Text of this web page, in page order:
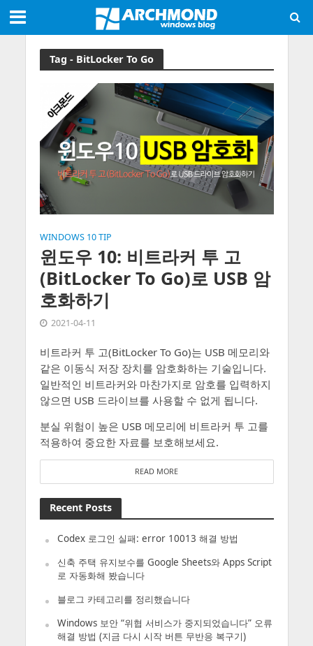
Tag - BitLocker To Go
WINDOWS 10 TIP
윈도우 10: 비트라커 투 고
(BitLocker To Go)로 USB 암
호화하기
2021-04-11
비트라커 투 고(BitLocker To Go)는 USB 메모리와
같은 이동식 저장 장치를 암호화하는 기술입니다.
일반적인 비트라커와 마찬가지로 암호를 입력하지
않으면 USB 드라이브를 사용할 수 없게 됩니다.
분실 위험이 높은 USB 메모리에 비트라커 투 고를
적용하여 중요한 자료를 보호해보세요.
READ MORE
Recent Posts
Codex 로그인 실패: error 10013 해결 방법
신축 주택 유지보수를 Google Sheets와 Apps Script
로 자동화해 봤습니다
블로그 카테고리를 정리했습니다
Windows 보안 “위협 서비스가 중지되었습니다” 오류
해결 방법 (지금 다시 시작 버튼 무반응 복구기)